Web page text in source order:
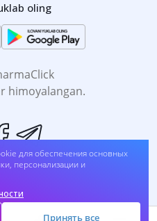
для обеспечения основных
персонализации и
Принять все
oling
himoyalangan.